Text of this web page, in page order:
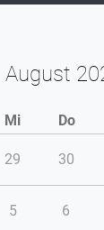
August
Mi Do
29 30
5 6